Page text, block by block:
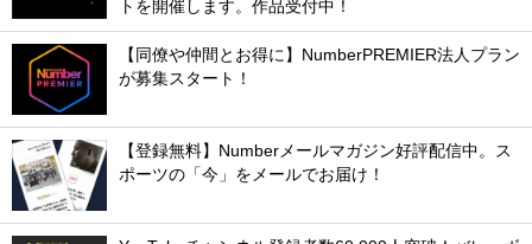
トを開催します。作品受付中！
【同僚や仲間とお得に】NumberPREMIER法人プラン
が募集スタート！
【登録無料】Numberメールマガジン好評配信中。ス
ポーツの「今」をメールでお届け！